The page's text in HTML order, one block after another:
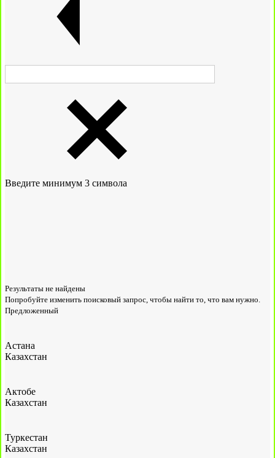
Введите минимум 3 символа
Результаты не найдены
Попробуйте изменить поисковый запрос, чтобы найти то, что вам нужно.
Предложенный
Астана
Казахстан
Актобе
Казахстан
Туркестан
Казахстан